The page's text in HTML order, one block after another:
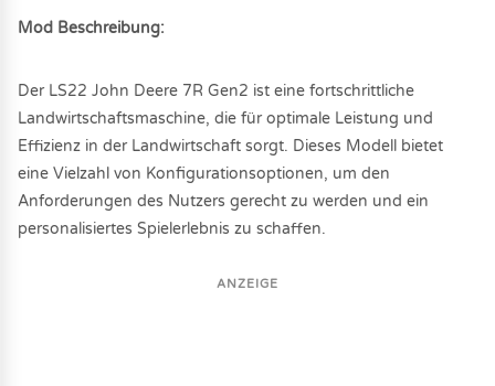
Mod Beschreibung:
Der LS22 John Deere 7R Gen2 ist eine fortschrittliche
Landwirtschaftsmaschine, die für optimale Leistung und
Effizienz in der Landwirtschaft sorgt. Dieses Modell bietet
eine Vielzahl von Konfigurationsoptionen, um den
Anforderungen des Nutzers gerecht zu werden und ein
personalisiertes Spielerlebnis zu schaffen.
ANZEIGE